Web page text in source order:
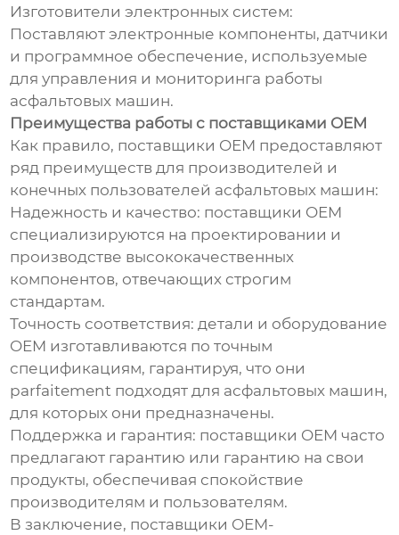
Изготовители электронных систем:
Поставляют электронные компоненты, датчики
и программное обеспечение, используемые
для управления и мониторинга работы
асфальтовых машин.
Преимущества работы с поставщиками OEM
Как правило, поставщики OEM предоставляют
ряд преимуществ для производителей и
конечных пользователей асфальтовых машин:
Надежность и качество: поставщики OEM
специализируются на проектировании и
производстве высококачественных
компонентов, отвечающих строгим
стандартам.
Точность соответствия: детали и оборудование
OEM изготавливаются по точным
спецификациям, гарантируя, что они
parfaitement подходят для асфальтовых машин,
для которых они предназначены.
Поддержка и гарантия: поставщики OEM часто
предлагают гарантию или гарантию на свои
продукты, обеспечивая спокойствие
производителям и пользователям.
В заключение, поставщики OEM-